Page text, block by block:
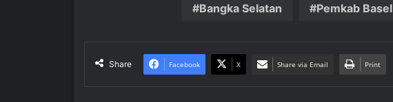
Bangka Selatan Pemkab Basel
Share Facebook X Share via Email Print